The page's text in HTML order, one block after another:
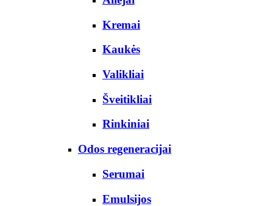
Kremai
Kaukės
Valikliai
Šveitikliai
Rinkiniai
Odos regeneracijai
Serumai
Emulsijos